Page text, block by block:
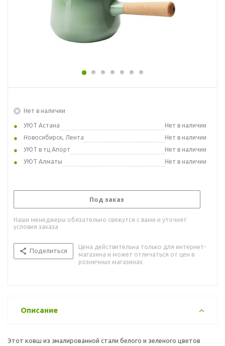
Нет в наличии
УЮТ Астана
Нет в наличии
Новосибирск, Лента
Нет в наличии
УЮТ в тц Апорт
Нет в наличии
УЮТ Алматы
Нет в наличии
Под заказ
Наши менеджеры обязательно свяжутся с вами и уточнят
условия заказа
Поделиться
Цена действительна только для интернет-
магазина и может отличаться от цен в
розничных магазинах
Описание
Этот ковш из эмалированной стали белого и зеленого цветов